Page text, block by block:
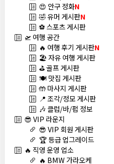
😍 안구 정화N
🤣 유머 게시판N
⚽ 스포츠 게시판
🛫 여행 공간
🔥 여행 후기 게시판N
🏖️ 자유 여행 게시판
⛳ 골프 게시판
🍽️ 맛집 게시판
🤲 마사지 게시판
📍 조각/정모 게시판
🎶 클럽/바/펍 정보
😎 VIP 라운지
😎 VIP 회원 게시판
🏆 등급 업그레이드
🔥 직영 운영 업소
🔥 BMW 가라오케